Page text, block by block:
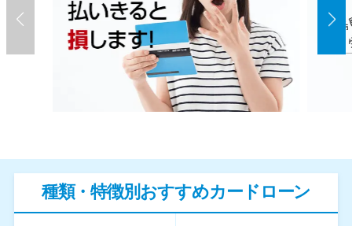
種類・特徴別おすすめカードローン